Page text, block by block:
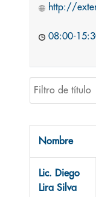
http://
08:00-
Filtro de título
Nombre
Lic. Diego
Lira Silva